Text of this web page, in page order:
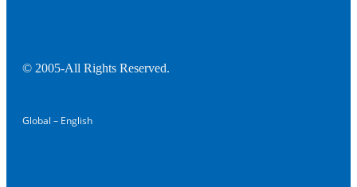
© 2005-All Rights Reserved.
Global – English